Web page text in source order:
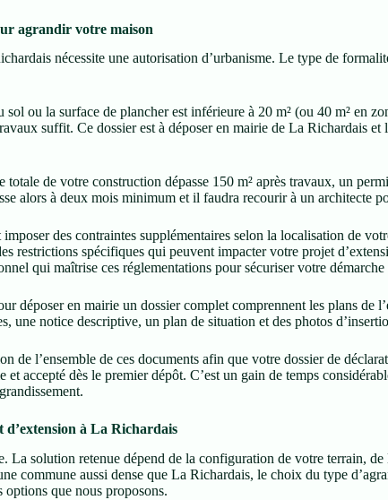
agrandir votre maison
nécessite une autorisation d’urbanisme. Le type de
ou la surface de plancher est inférieure à 20 m² (ou 40 m² en
suffit. Ce dossier est à déposer en mairie de La Richardais et
totale de votre construction dépasse 150 m² après travaux, un
alors à deux mois minimum et il faudra recourir à un architecte
des contraintes supplémentaires selon la localisation de
restrictions spécifiques qui peuvent impacter votre projet
qui maîtrise ces réglementations pour sécuriser votre démarche
déposer en mairie un dossier complet comprennent les plans de
une notice descriptive, un plan de situation et des photos
de l’ensemble de ces documents afin que votre dossier de
accepté dès le premier dépôt. C’est un gain de temps
à La Richardais
La solution retenue dépend de la configuration de votre terrain,
commune aussi dense que La Richardais, le choix du type
que nous proposons.